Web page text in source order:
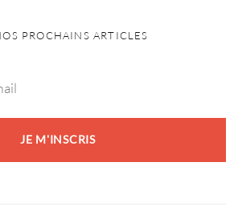
PROCHAINS ARTICLES